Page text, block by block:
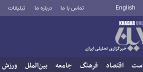
English تماس با ما درباره ما تبلیغات
اقتصاد فرهنگ جامعه بین‌الملل ورزش